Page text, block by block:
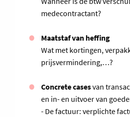
medecontractant?
Maatstaf van heffing
Wat met kortingen,
prijsvermindering,…?
Concrete casesvan
en in- en uitvoer van
- De factuur: verplichte